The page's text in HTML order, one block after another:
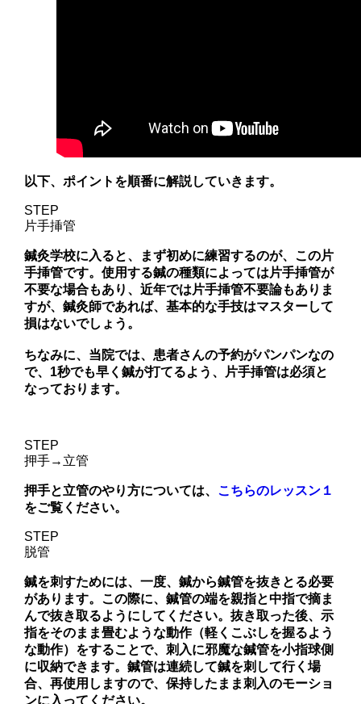
以下、ポイントを順番に解説していきます。
STEP
片手挿管
鍼灸学校に入ると、まず初めに練習するのが、この片
手挿管です。使用する鍼の種類によっては片手挿管が
不要な場合もあり、近年では片手挿管不要論もありま
すが、鍼灸師であれば、基本的な手技はマスターして
損はないでしょう。
ちなみに、当院では、患者さんの予約がパンパンなの
で、1秒でも早く鍼が打てるよう、片手挿管は必須と
なっております。
STEP
押手→立管
押手と立管のやり方については、 こちらのレッスン１
をご覧ください。
STEP
脱管
鍼を刺すためには、一度、鍼から鍼管を抜きとる必要
があります。この際に、鍼管の端を親指と中指で摘ま
んで抜き取るようにしてください。抜き取った後、示
指をそのまま畳むような動作（軽くこぶしを握るよう
な動作）をすることで、刺入に邪魔な鍼管を小指球側
に収納できます。鍼管は連続して鍼を刺して行く場
合、再使用しますので、保持したまま刺入のモーショ
ンに入ってください。